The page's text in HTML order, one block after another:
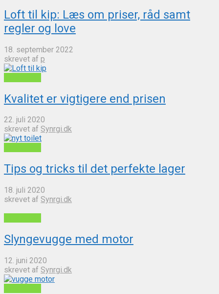
Loft til kip: Læs om priser, råd samt
regler og love
18. september 2022
skrevet af p
Kvalitet er vigtigere end prisen
22. juli 2020
skrevet af Synrgi.dk
Tips og tricks til det perfekte lager
18. juli 2020
skrevet af Synrgi.dk
Slyngevugge med motor
12. juni 2020
skrevet af Synrgi.dk